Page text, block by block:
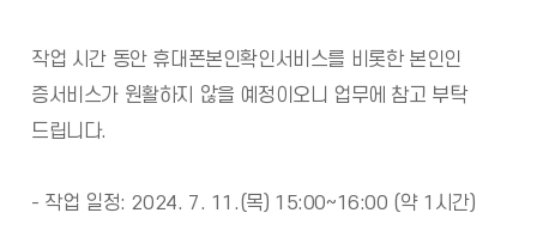
작업 시간 동안 휴대폰본인확인서비스를 비롯한 본인인
증서비스가 원활하지 않을 예정이오니 업무에 참고 부탁
드립니다.
- 작업 일정: 2024. 7. 11.(목) 15:00~16:00 (약 1시간)